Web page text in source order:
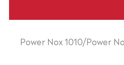
Power Nox 1010/Power